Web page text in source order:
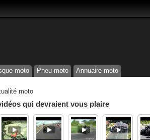
moto Pneu moto Annuaire moto
moto
qui devraient vous plaire